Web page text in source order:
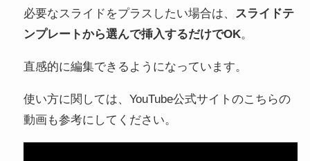
必要なスライドをプラスしたい場合は、 スライドテ
ンプレートから選んで挿入するだけでOK。
直感的に編集できるようになっています。
使い方に関しては、YouTube公式サイトのこちらの
動画も参考にしてください。